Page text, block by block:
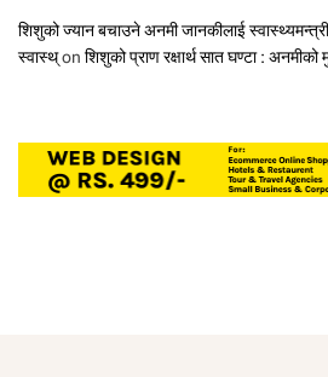
शिशुको ज्यान बचाउने अनमी जानकीलाई
स्वास्थ्on शिशुको प्राण रक्षार्थ सात घण्टा :